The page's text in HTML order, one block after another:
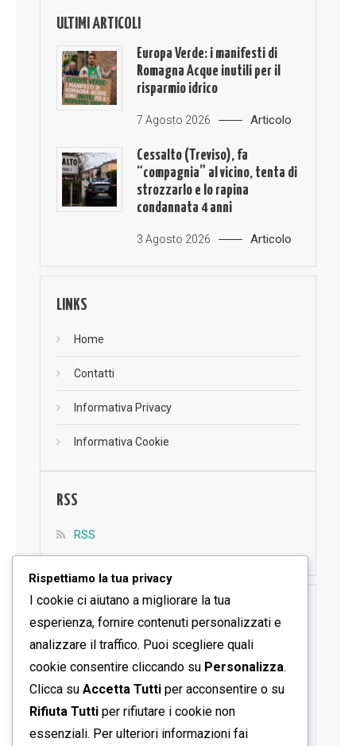
ULTIMI ARTICOLI
Europa Verde: i manifesti di
Romagna Acque inutili per il
risparmio idrico
7 Agosto 2026 Articolo
Cessalto (Treviso), fa
“compagnia” al vicino, tenta di
strozzarlo e lo rapina
condannata 4 anni
3 Agosto 2026 Articolo
LINKS
Home
Contatti
Informativa Privacy
Informativa Cookie
RSS
RSS
SEGUICI SU FACEBOOK
Rispettiamo la tua privacy
I cookie ci aiutano a migliorare la tua
esperienza, fornire contenuti personalizzati e
analizzare il traffico. Puoi scegliere quali
cookie consentire cliccando su Personalizza.
Clicca su Accetta Tutti per acconsentire o su
Rifiuta Tutti per rifiutare i cookie non
essenziali. Per ulteriori informazioni fai